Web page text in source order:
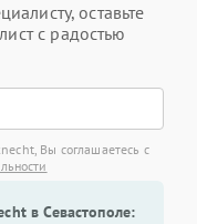
оставьте
с радостью
Вы соглашаетесь с
в Севастополе: